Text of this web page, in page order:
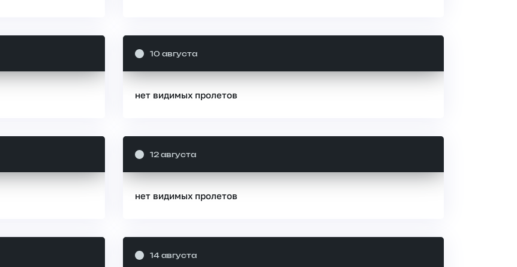
10 августа
нет видимых пролетов
12 августа
нет видимых пролетов
14 августа